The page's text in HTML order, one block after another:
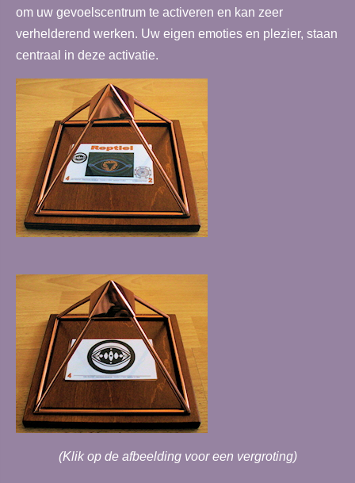
om uw gevoelscentrum te activeren en kan zeer
verhelderend werken. Uw eigen emoties en plezier, staan
centraal in deze activatie.
(Klik op de afbeelding voor een vergroting)